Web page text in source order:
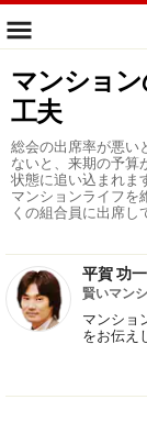
マンショ
工夫
総会の出席率が悪い
ないと、来期の予算
状態に追い込まれま
マンションライフを
くの組合員に出席し
平賀 功一
賢いマン
マンショ
をお伝え